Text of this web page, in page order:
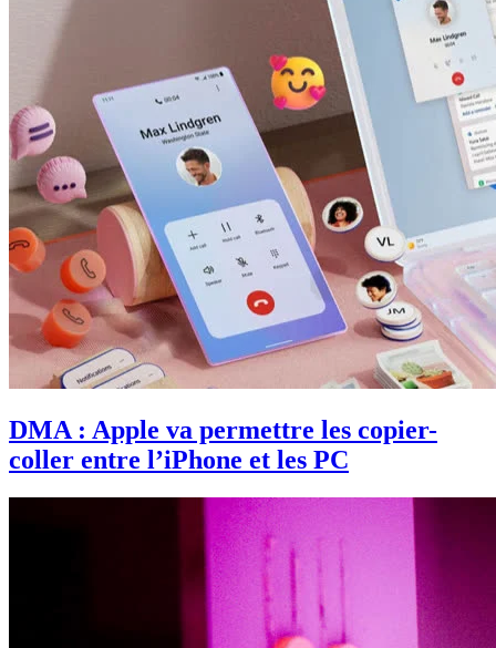
DMA : Apple va permettre les copier-
coller entre l’iPhone et les PC